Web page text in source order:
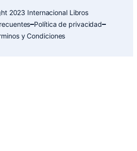
2023 Internacional Libros
Política de privacidad
y Condiciones